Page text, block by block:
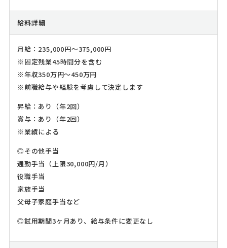
給料詳細
月給：235,000円～375,000円
※固定残業45時間分を含む
※年収350万円～450万円
※前職給与や経験を考慮して決定します
昇給：あり（年2回）
賞与：あり（年2回）
※業績による
◎その他手当
通勤手当（上限30,000円/月）
役職手当
家族手当
父母子家庭手当など
◎試用期間3ヶ月あり、給与条件に変更なし